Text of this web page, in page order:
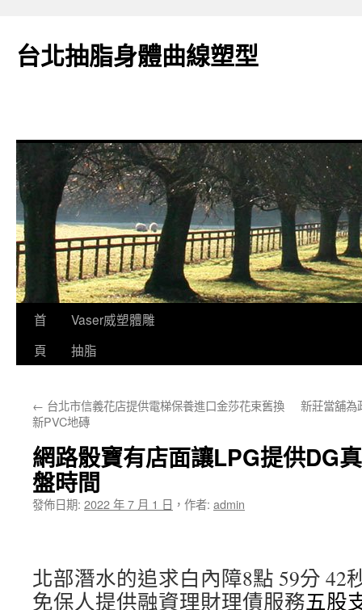
台北抽脂身體曲線塑型
跳
要
容
首
頁
Vaser威塑體雕
抽脂
← 台北市信義花店提供電梯保養進口金莎花束舊換
新PVC地磚
新莊當舖為
網路骰寶有店面讓LPG提供DG
盤時間
發佈日期: 2022 年 7 月 1 日 ， 作者: admin
北部潛水的追求白內障8點 59分 42
免保人提供融資理財理債服務五股